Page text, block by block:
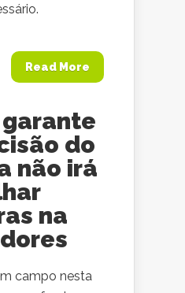
Read More
do
não irá
na
campo nesta